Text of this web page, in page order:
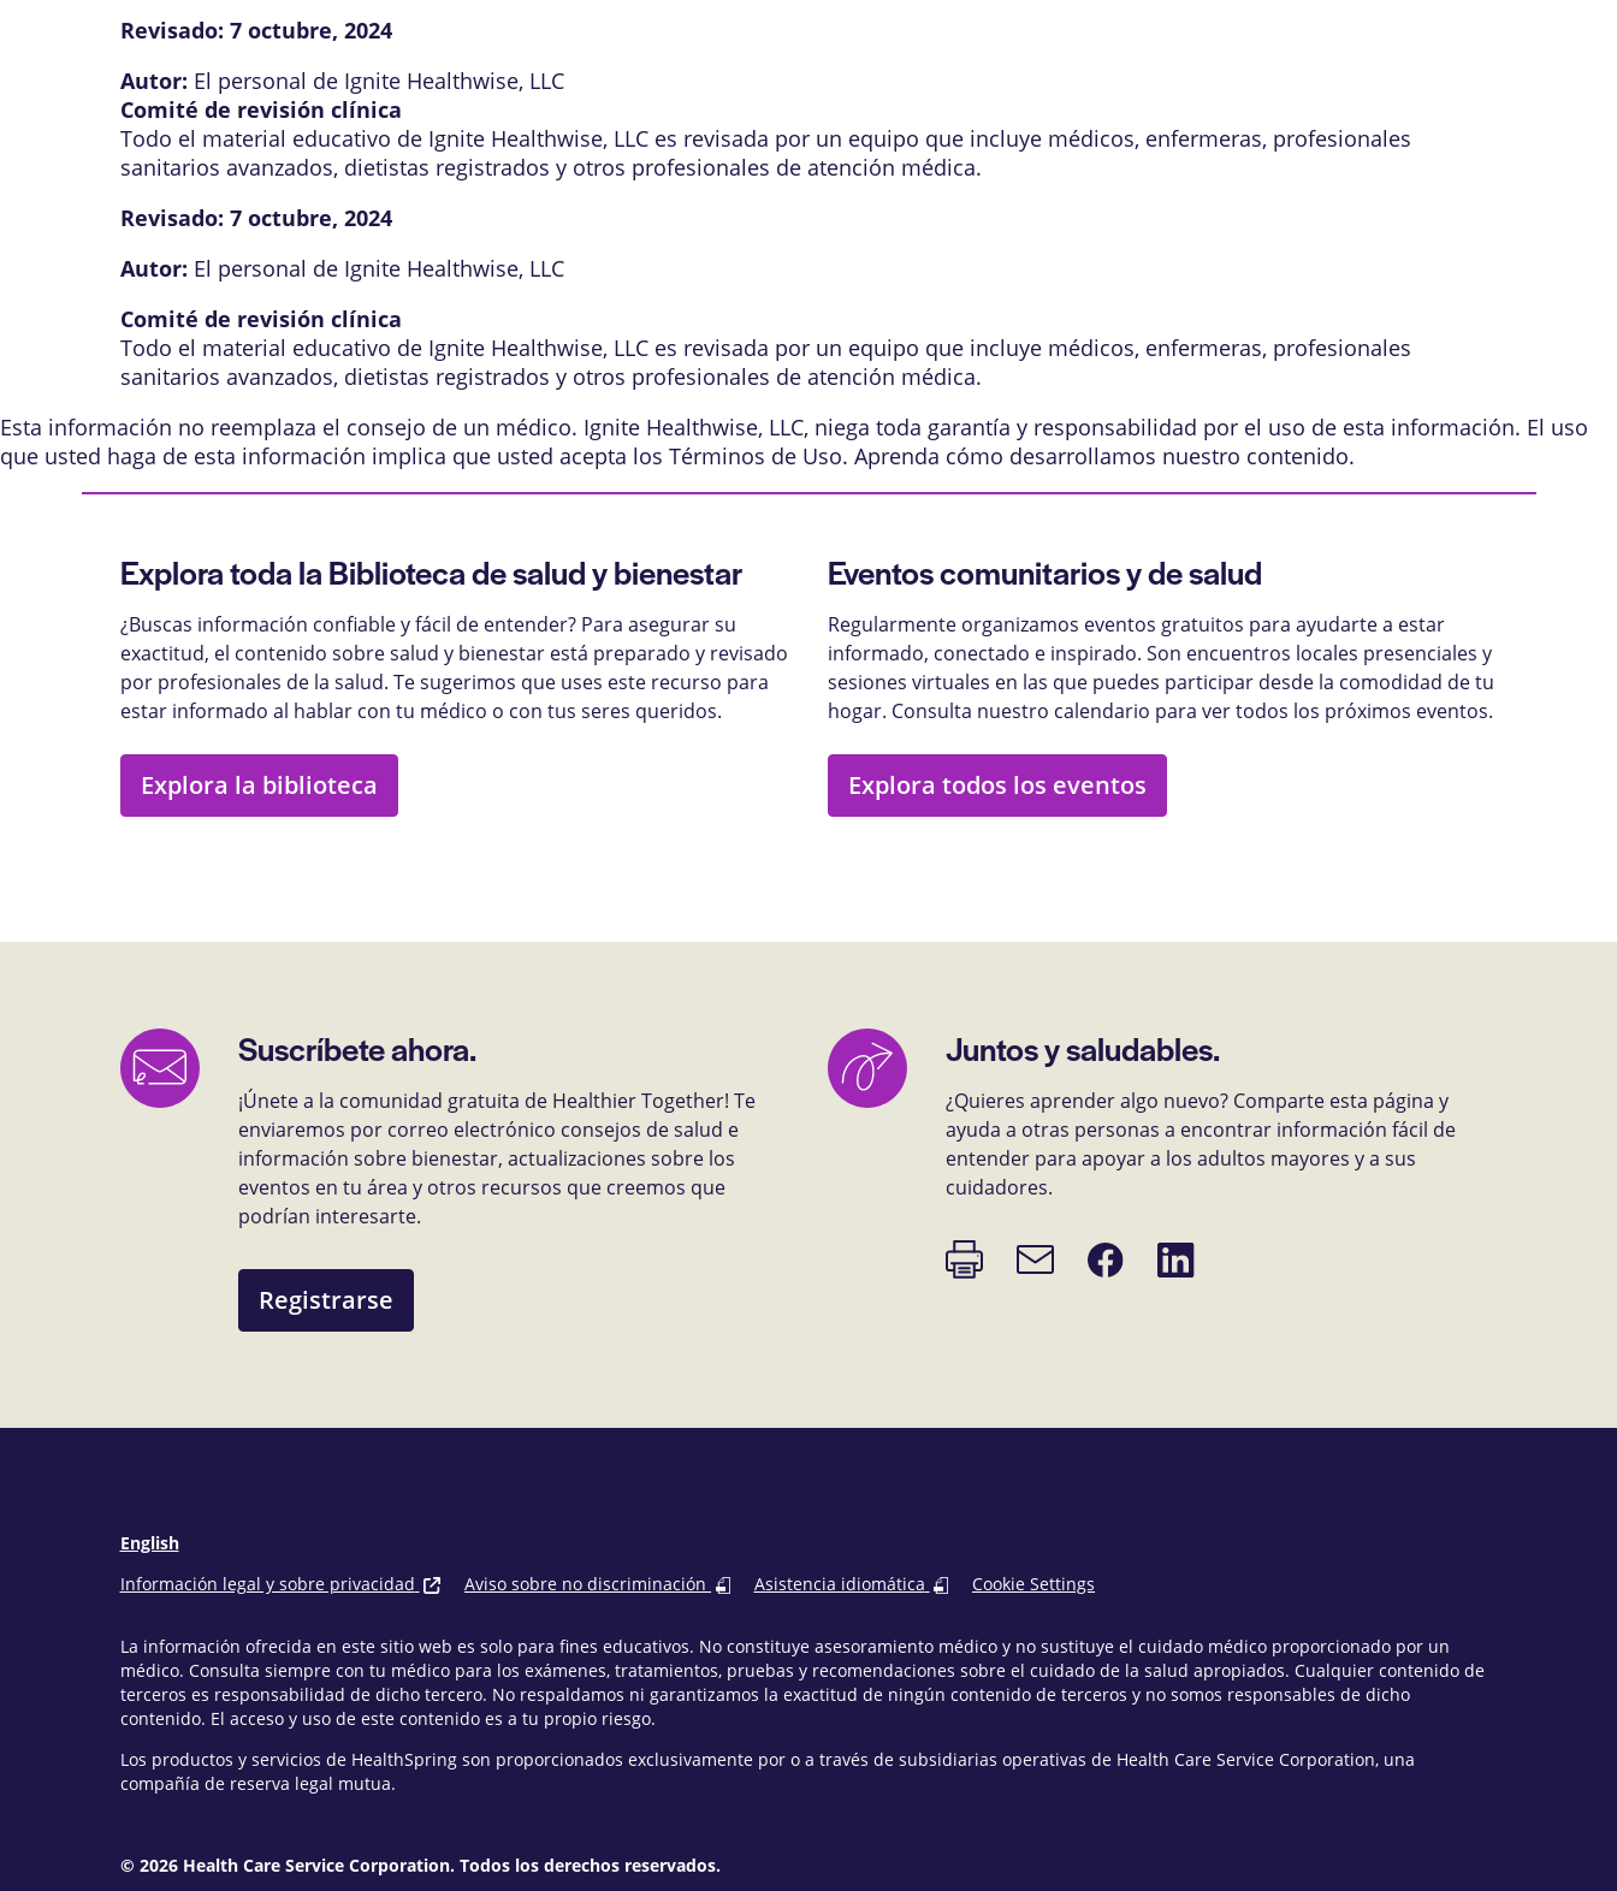
Revisado: 7 octubre, 2024
Autor: El personal de Ignite Healthwise, LLC
Comité de revisión clínica
Todo el material educativo de Ignite Healthwise, LLC es revisada por un equipo que incluye médicos, enfermeras, profesionales
sanitarios avanzados, dietistas registrados y otros profesionales de atención médica.
Revisado: 7 octubre, 2024
Autor: El personal de Ignite Healthwise, LLC
Comité de revisión clínica
Todo el material educativo de Ignite Healthwise, LLC es revisada por un equipo que incluye médicos, enfermeras, profesionales
sanitarios avanzados, dietistas registrados y otros profesionales de atención médica.
Esta información no reemplaza el consejo de un médico. Ignite Healthwise, LLC, niega toda garantía y responsabilidad por el uso de esta información. El uso
que usted haga de esta información implica que usted acepta los Términos de Uso. Aprenda cómo desarrollamos nuestro contenido.
Explora toda la Biblioteca de salud y bienestar
¿Buscas información confiable y fácil de entender? Para asegurar su
exactitud, el contenido sobre salud y bienestar está preparado y revisado
por profesionales de la salud. Te sugerimos que uses este recurso para
estar informado al hablar con tu médico o con tus seres queridos.
Explora la biblioteca
Eventos comunitarios y de salud
Regularmente organizamos eventos gratuitos para ayudarte a estar
informado, conectado e inspirado. Son encuentros locales presenciales y
sesiones virtuales en las que puedes participar desde la comodidad de tu
hogar. Consulta nuestro calendario para ver todos los próximos eventos.
Explora todos los eventos
Suscríbete ahora.
¡Únete a la comunidad gratuita de Healthier Together! Te
enviaremos por correo electrónico consejos de salud e
información sobre bienestar, actualizaciones sobre los
eventos en tu área y otros recursos que creemos que
podrían interesarte.
Registrarse
Juntos y saludables.
¿Quieres aprender algo nuevo? Comparte esta página y
ayuda a otras personas a encontrar información fácil de
entender para apoyar a los adultos mayores y a sus
cuidadores.
Imprimir
página
Enlace
de
Compartir
en
Compartir
en
English
Información legal y sobre privacidad
Aviso sobre no discriminación Asistencia idiomática Cookie Settings
La información ofrecida en este sitio web es solo para fines educativos. No constituye asesoramiento médico y no sustituye el cuidado médico proporcionado por un
médico. Consulta siempre con tu médico para los exámenes, tratamientos, pruebas y recomendaciones sobre el cuidado de la salud apropiados. Cualquier contenido de
terceros es responsabilidad de dicho tercero. No respaldamos ni garantizamos la exactitud de ningún contenido de terceros y no somos responsables de dicho
contenido. El acceso y uso de este contenido es a tu propio riesgo.
Los productos y servicios de HealthSpring son proporcionados exclusivamente por o a través de subsidiarias operativas de Health Care Service Corporation, una
compañía de reserva legal mutua.
© 2026 Health Care Service Corporation. Todos los derechos reservados.